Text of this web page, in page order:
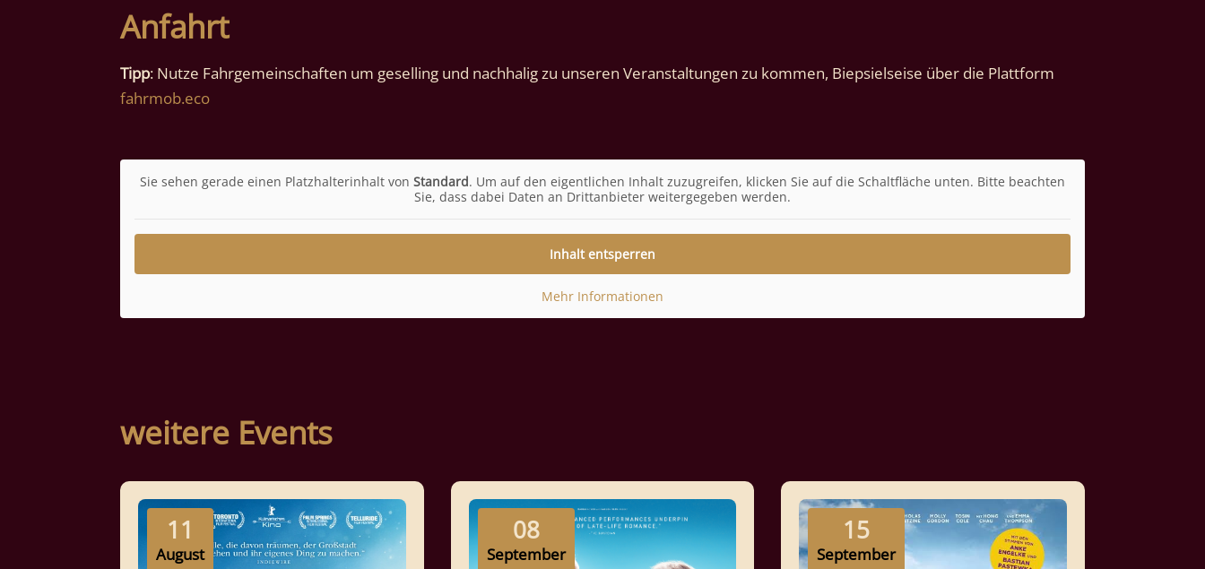
Anfahrt
Tipp: Nutze Fahrgemeinschaften um geselling und nachhalig zu unseren Veranstaltungen zu kommen, Biepsielseise über die Plattform
fahrmob.eco
Sie sehen gerade einen Platzhalterinhalt von Standard. Um auf den eigentlichen Inhalt zuzugreifen, klicken Sie auf die Schaltfläche unten. Bitte beachten
Sie, dass dabei Daten an Drittanbieter weitergegeben werden.
Inhalt entsperren
Mehr Informationen
weitere Events
11
August
08
September
15
September